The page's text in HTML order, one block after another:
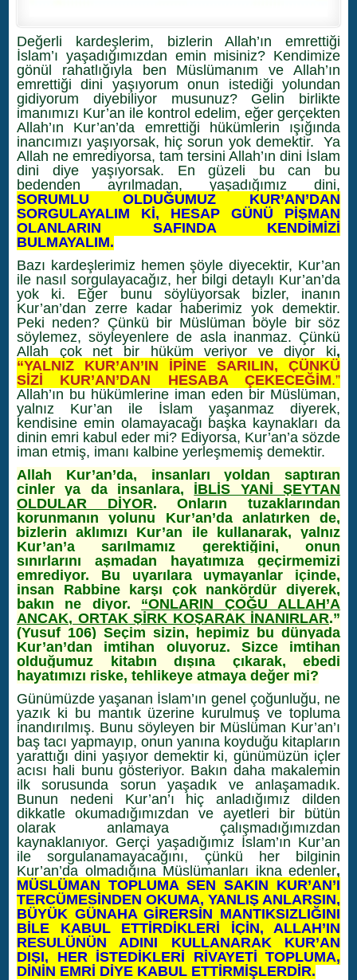
Değerli kardeşlerim, bizlerin Allah’ın emrettiği
İslam’ı yaşadığımızdan emin misiniz? Kendimize
gönül rahatlığıyla ben Müslümanım ve Allah’ın
emrettiği dini yaşıyorum onun istediği yolundan
gidiyorum diyebiliyor musunuz? Gelin birlikte
imanımızı Kur’an ile kontrol edelim, eğer gerçekten
Allah’ın Kur’an’da emrettiği hükümlerin ışığında
inancımızı yaşıyorsak, hiç sorun yok demektir. Ya
Allah ne emrediyorsa, tam tersini Allah’ın dini İslam
dini diye yaşıyorsak. En güzeli bu can bu
bedenden ayrılmadan, yaşadığımız dini,
SORUMLU OLDUĞUMUZ KUR’AN’DAN
SORGULAYALIM Kİ, HESAP GÜNÜ PİŞMAN
OLANLARIN SAFINDA KENDİMİZİ
BULMAYALIM.
Bazı kardeşlerimiz hemen şöyle diyecektir, Kur’an
ile nasıl sorgulayacağız, her bilgi detaylı Kur’an’da
yok ki. Eğer bunu söylüyorsak bizler, inanın
Kur’an’dan zerre kadar haberimiz yok demektir.
Peki neden? Çünkü bir Müslüman böyle bir söz
söylemez, söyleyenlere de asla inanmaz. Çünkü
Allah çok net bir hüküm veriyor ve diyor ki,
“YALNIZ KUR’AN’IN İPİNE SARILIN, ÇÜNKÜ
SİZİ KUR’AN’DAN HESABA ÇEKECEĞİM.”
Allah’ın bu hükümlerine iman eden bir Müslüman,
yalnız Kur’an ile İslam yaşanmaz diyerek,
kendisine emin olamayacağı başka kaynakları da
dinin emri kabul eder mi? Ediyorsa, Kur’an’a sözde
iman etmiş, imanı kalbine yerleşmemiş demektir.
Allah Kur’an’da, insanları yoldan saptıran
cinler ya da insanlara, İBLİS YANİ ŞEYTAN
OLDULAR DİYOR. Onların tuzaklarından
korunmanın yolunu Kur’an’da anlatırken de,
bizlerin aklımızı Kur’an ile kullanarak, yalnız
Kur’an’a sarılmamız gerektiğini, onun
sınırlarını aşmadan hayatımıza geçirmemizi
emrediyor. Bu uyarılara uymayanlar içinde,
insan Rabbine karşı çok nankördür diyerek,
bakın ne diyor. “ONLARIN ÇOĞU ALLAH’A
ANCAK, ORTAKŞİRK KOŞARAK İNANIRLAR.”
(Yusuf 106) Seçim sizin, hepimiz bu dünyada
Kur’an’dan imtihan oluyoruz. Sizce imtihan
olduğumuz kitabın dışına çıkarak, ebedi
hayatımızı riske, tehlikeye atmaya değer mi?
Günümüzde yaşanan İslam’ın genel çoğunluğu, ne
yazık ki bu mantık üzerine kurulmuş ve topluma
inandırılmış. Bunu söyleyen bir Müslüman Kur’an’ı
baş tacı yapmayıp, onun yanına koyduğu kitapların
yarattığı dini yaşıyor demektir ki, günümüzün içler
acısı hali bunu gösteriyor. Bakın daha makalemin
ilk sorusunda sorun yaşadık ve anlaşamadık.
Bunun nedeni Kur’an’ı hiç anladığımız dilden
dikkatle okumadığımızdan ve ayetleri bir bütün
olarak anlamaya çalışmadığımızdan
kaynaklanıyor. Gerçi yaşadığımız İslam’ın Kur’an
ile sorgulanamayacağını, çünkü her bilginin
Kur’an’da olmadığına Müslümanları ikna edenler,
MÜSLÜMAN TOPLUMA SEN SAKIN KUR’AN’I
TERCÜMESİNDEN OKUMA, YANLIŞ ANLARSIN,
BÜYÜK GÜNAHA GİRERSİN MANTIKSIZLIĞINI
BİLE KABUL ETTİRDİKLERİ İÇİN, ALLAH’IN
RESULÜNÜN ADINI KULLANARAK KUR’AN
DIŞI, HER İSTEDİKLERİ RİVAYETİ TOPLUMA,
DİNİN EMRİ DİYE KABUL ETTİRMİŞLERDİR.